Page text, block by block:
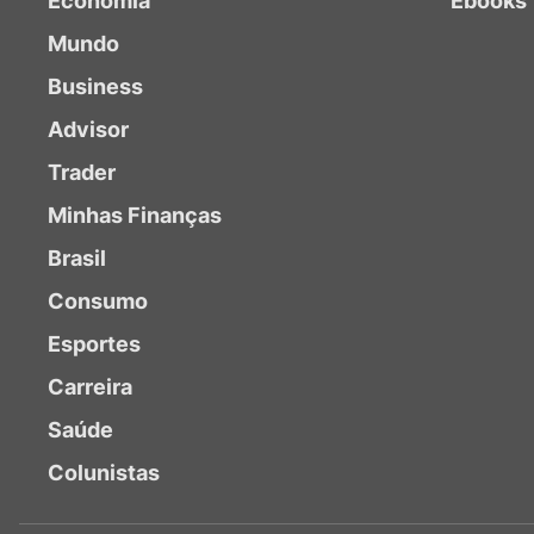
Mundo
Business
Advisor
Trader
Minhas Finanças
Brasil
Consumo
Esportes
Carreira
Saúde
Colunistas